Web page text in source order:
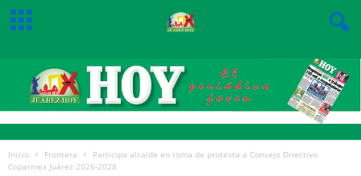
Inicio Frontera
Participa alcalde en toma de protesta a Consejo Directivo
Coparmex Juárez 2026-2028